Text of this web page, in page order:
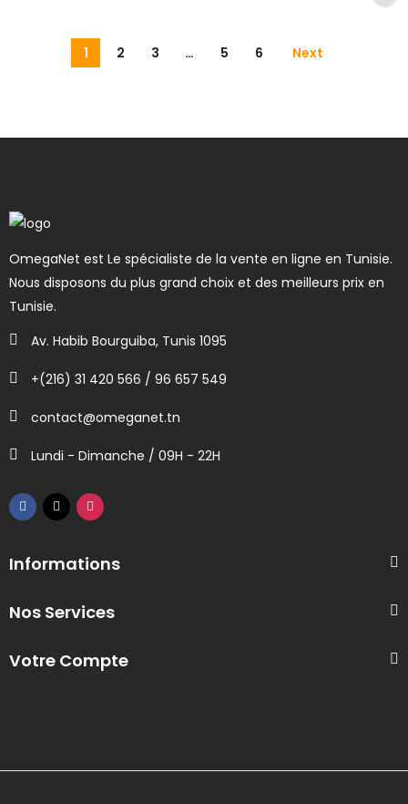
1 2 3 … 5 6 Next
OmegaNet est Le spécialiste de la vente en ligne en Tunisie.
Nous disposons du plus grand choix et des meilleurs prix en
Tunisie.
Av. Habib Bourguiba, Tunis 1095
+(216) 31 420 566 / 96 657 549
contact@omeganet.tn
Lundi - Dimanche / 09H - 22H
Informations
Nos Services
Votre Compte